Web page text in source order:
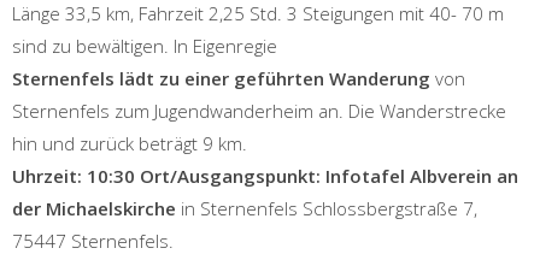
Länge 33,5 km, Fahrzeit 2,25 Std. 3 Steigungen mit 40- 70 m
sind zu bewältigen. In Eigenregie
Sternenfels lädt zu einer geführten Wanderung von
Sternenfels zum Jugendwanderheim an. Die Wanderstrecke
hin und zurück beträgt 9 km.
Uhrzeit: 10:30 Ort/Ausgangspunkt: Infotafel Albverein an
der Michaelskirche in Sternenfels Schlossbergstraße 7,
75447 Sternenfels.